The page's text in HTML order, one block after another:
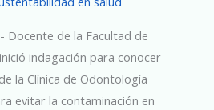
Docente de la Facultad de
indagación para conocer
la Clínica de Odontología
evitar la contaminación en